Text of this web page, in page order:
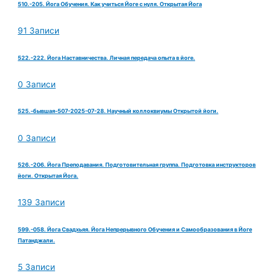
510.-205. Йога Обучения. Как учиться Йоге с нуля. Открытая Йога
91 Записи
522.-222. Йога Наставничества. Личная передача опыта в йоге.
0 Записи
525.-бывшая-507-2025-07-28. Научный коллоквиумы Открытой йоги.
0 Записи
526.-206. Йога Преподавания. Подготовительная группа. Подготовка инструкторов
йоги. Открытая Йога.
139 Записи
599.-058. Йога Свадхьяя. Йога Непрерывного Обучения и Самообразования в Йоге
Патанджали.
5 Записи